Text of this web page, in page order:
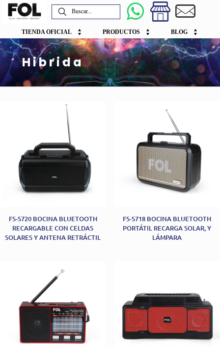
TIENDA OFICIAL PRODUCTOS BLOG
Hibrida
FS-S720 BOCINA BLUETOOTH
RECARGABLE CON CELDAS
SOLARES Y ANTENA RETRÁCTIL
FS-S718 BOCINA BLUETOOTH
PORTÁTIL RECARGA SOLAR, Y
LÁMPARA